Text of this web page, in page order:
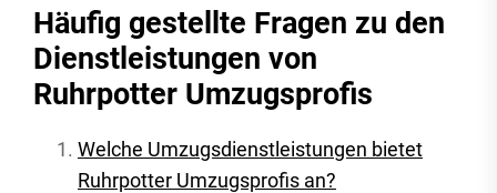
Häufig gestellte Fragen zu den
Dienstleistungen von
Ruhrpotter Umzugsprofis
Welche Umzugsdienstleistungen bietet
Ruhrpotter Umzugsprofis an?